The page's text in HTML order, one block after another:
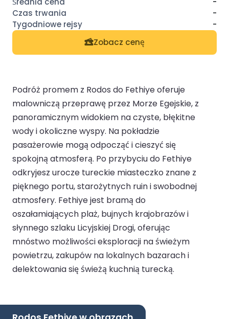
-
-
Zobacz cenę
Podróż promem z Rodos do Fethiye oferuje
malowniczą przeprawę przez Morze Egejskie, z
panoramicznym widokiem na czyste, błękitne
wody i okoliczne wyspy. Na pokładzie
pasażerowie mogą odpocząć i cieszyć się
spokojną atmosferą. Po przybyciu do Fethiye
odkryjesz urocze tureckie miasteczko znane z
pięknego portu, starożytnych ruin i swobodnej
atmosfery. Fethiye jest bramą do
oszałamiających plaż, bujnych krajobrazów i
słynnego szlaku Licyjskiej Drogi, oferując
mnóstwo możliwości eksploracji na świeżym
powietrzu, zakupów na lokalnych bazarach i
delektowania się świeżą kuchnią turecką.